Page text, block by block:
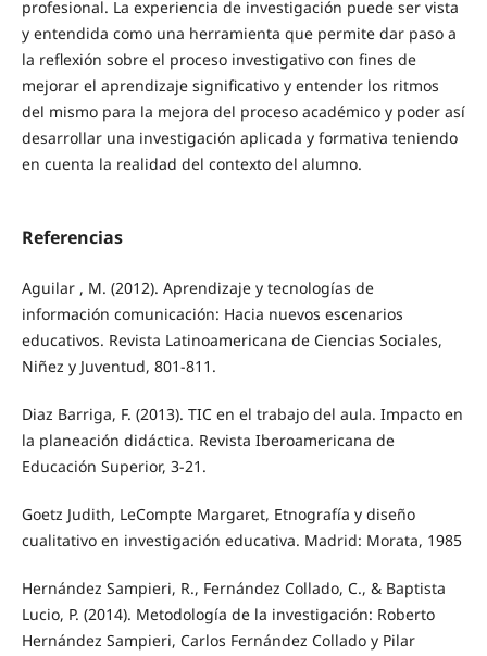
profesional. La experiencia de investigación puede ser vista
y entendida como una herramienta que permite dar paso a
la reflexión sobre el proceso investigativo con fines de
mejorar el aprendizaje significativo y entender los ritmos
del mismo para la mejora del proceso académico y poder así
desarrollar una investigación aplicada y formativa teniendo
en cuenta la realidad del contexto del alumno.
Referencias
Aguilar , M. (2012). Aprendizaje y tecnologías de
información comunicación: Hacia nuevos escenarios
educativos. Revista Latinoamericana de Ciencias Sociales,
Niñez y Juventud, 801-811.
Diaz Barriga, F. (2013). TIC en el trabajo del aula. Impacto en
la planeación didáctica. Revista Iberoamericana de
Educación Superior, 3-21.
Goetz Judith, LeCompte Margaret, Etnografía y diseño
cualitativo en investigación educativa. Madrid: Morata, 1985
Hernández Sampieri, R., Fernández Collado, C., & Baptista
Lucio, P. (2014). Metodología de la investigación: Roberto
Hernández Sampieri, Carlos Fernández Collado y Pilar